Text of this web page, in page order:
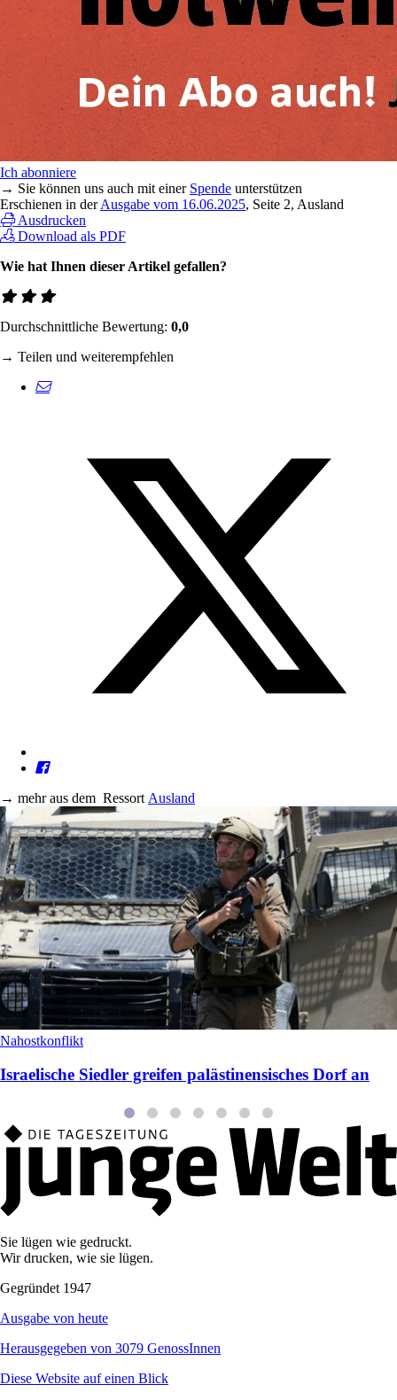
Ich abonniere
→ Sie können uns auch mit einer Spende unterstützen
Erschienen in derAusgabe vom 16.06.2025, Seite 2, Ausland
Ausdrucken
Download als PDF
Wie hat Ihnen dieser Artikel gefallen?
Durchschnittliche Bewertung: 0,0
→ Teilen und weiterempfehlen
→ mehr aus dem Ressort Ausland
Nahostkonflikt
Israelische Siedler greifen palästinensisches Dorf an
Sie lügen wie gedruckt.
Wir drucken, wie sie lügen.
Gegründet 1947
Ausgabe von heute
Herausgegeben von 3079 GenossInnen
Diese Website auf einen Blick